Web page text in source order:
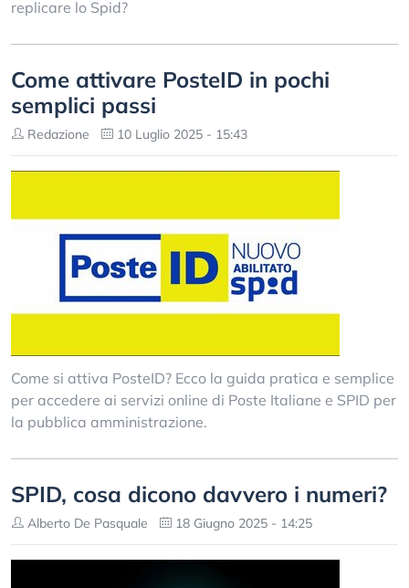
replicare lo Spid?
Come attivare PosteID in pochi
semplici passi
Redazione 10 Luglio 2025 - 15:43
Come si attiva PosteID? Ecco la guida pratica e semplice
per accedere ai servizi online di Poste Italiane e SPID per
la pubblica amministrazione.
SPID, cosa dicono davvero i numeri?
Alberto De Pasquale 18 Giugno 2025 - 14:25